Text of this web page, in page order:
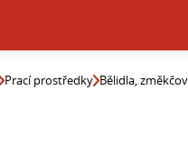
Prací prostředky Bělidla,